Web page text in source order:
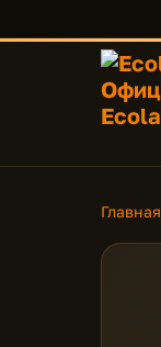
Главная